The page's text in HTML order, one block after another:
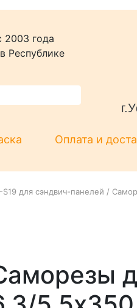
2003 года
Республике
Оплата и
для сэндвич-панелей /